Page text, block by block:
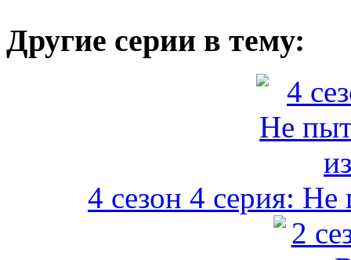
Другие серии в тему:
4 сезон 4 серия: Не